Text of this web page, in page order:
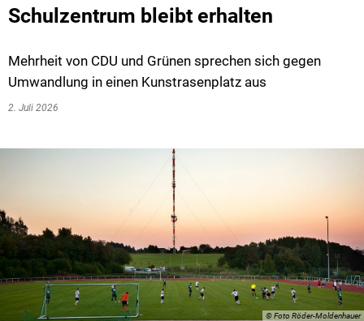
Schulzentrum bleibt erhalten
Mehrheit von CDU und Grünen sprechen sich gegen
Umwandlung in einen Kunstrasenplatz aus
2. Juli 2026
© Foto Röder-Moldenhauer